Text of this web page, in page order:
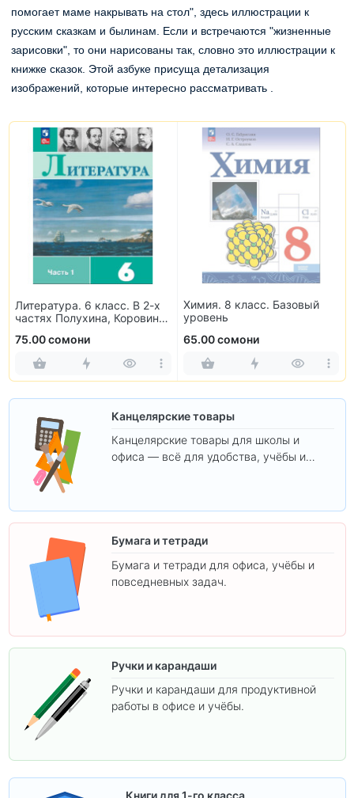
помогает маме накрывать на стол", здесь иллюстрации к
русским сказкам и былинам. Если и встречаются "жизненные
зарисовки", то они нарисованы так, словно это иллюстрации к
книжке сказок. Этой азбуке присуща детализация
изображений, которые интересно рассматривать .
Литература. 6 класс. В 2-х
частях Полухина, Коровина,
75.00 сомони
Химия. 8 класс. Базовый
уровень
65.00 сомони
Канцелярские товары
Канцелярские товары для школы и
офиса — всё для удобства, учёбы и
Бумага и тетради
Бумага и тетради для офиса, учёбы и
повседневных задач.
Ручки и карандаши
Ручки и карандаши для продуктивной
работы в офисе и учёбы.
Книги для 1-го класса